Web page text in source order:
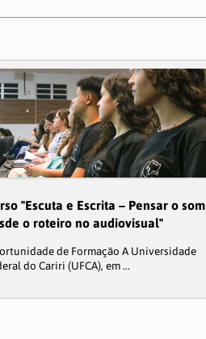
"Escuta e Escrita – Pensar o som
o roteiro no audiovisual"
de Formação A Universidade
do Cariri (UFCA), em ...